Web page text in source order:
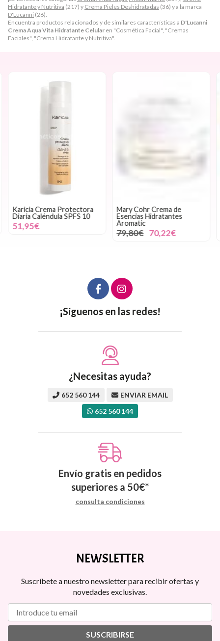
Hidratante y Nutritiva (217) y Crema Pieles Deshidratadas (36) y a la marca
D'Lucanni (26).
Encuentra productos relacionados y de similares características a D'Lucanni
Crema Aqua Vita Hidratante Celular en "Cosmética Facial", "Cremas
Faciales", "Crema Hidratante y Nutritiva".
Karicia Crema Protectora
Diaria Caléndula SPFS 10
51,95€
Mary Cohr Crema de
Esencias Hidratantes
Aromatic
79,80€ 70,22€
¡Síguenos en las redes!
¿Necesitas ayuda?
652 560 144
ENVIAR EMAIL
652 560 144
Envío gratis en pedidos
superiores a 50€*
consulta condiciones
NEWSLETTER
Suscríbete a nuestro newsletter para recibir ofertas y
novedades exclusivas.
SUSCRIBIRSE